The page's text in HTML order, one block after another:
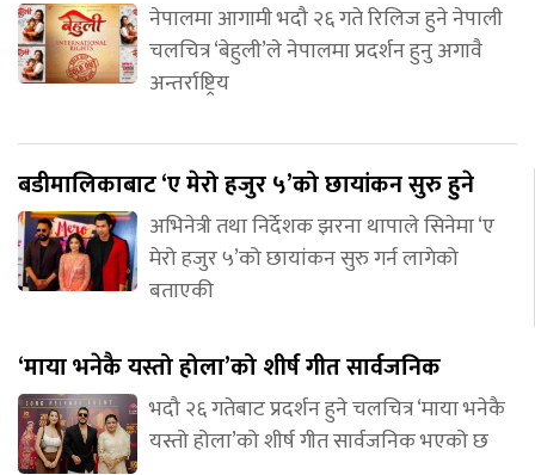
नेपालमा आगामी भदौ २६ गते रिलिज हुने नेपाली
चलचित्र ‘बेहुली’ले नेपालमा प्रदर्शन हुनु अगावै
अन्तर्राष्ट्रिय
बडीमालिकाबाट ‘ए मेरो हजुर ५’को छायांकन सुरु हुने
अभिनेत्री तथा निर्देशक झरना थापाले सिनेमा ‘ए
मेरो हजुर ५’को छायांकन सुरु गर्न लागेको
बताएकी
‘माया भनेकै यस्तो होला’को शीर्ष गीत सार्वजनिक
भदौ २६ गतेबाट प्रदर्शन हुने चलचित्र ‘माया भनेकै
यस्तो होला’को शीर्ष गीत सार्वजनिक भएको छ